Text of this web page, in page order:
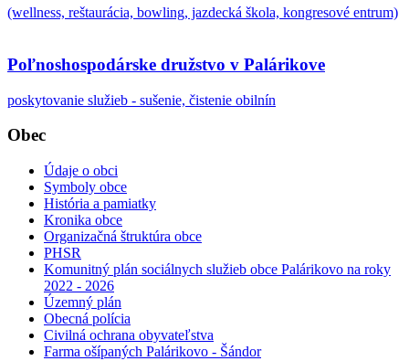
(wellness, reštaurácia, bowling, jazdecká škola, kongresové entrum)
Poľnoshospodárske družstvo v Palárikove
poskytovanie služieb - sušenie, čistenie obilnín
Obec
Údaje o obci
Symboly obce
História a pamiatky
Kronika obce
Organizačná štruktúra obce
PHSR
Komunitný plán sociálnych služieb obce Palárikovo na roky
2022 - 2026
Územný plán
Obecná polícia
Civilná ochrana obyvateľstva
Farma ošípaných Palárikovo - Šándor